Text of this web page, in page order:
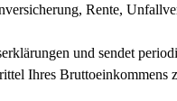
Rente,
und sendet
Ihres